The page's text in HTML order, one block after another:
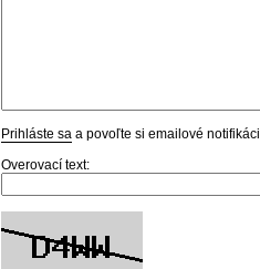
Prihláste sa a povoľte si emailové
Overovací text: